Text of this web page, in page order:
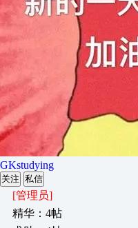
GKstudying
关注 私信
[管理员]
精华：4帖